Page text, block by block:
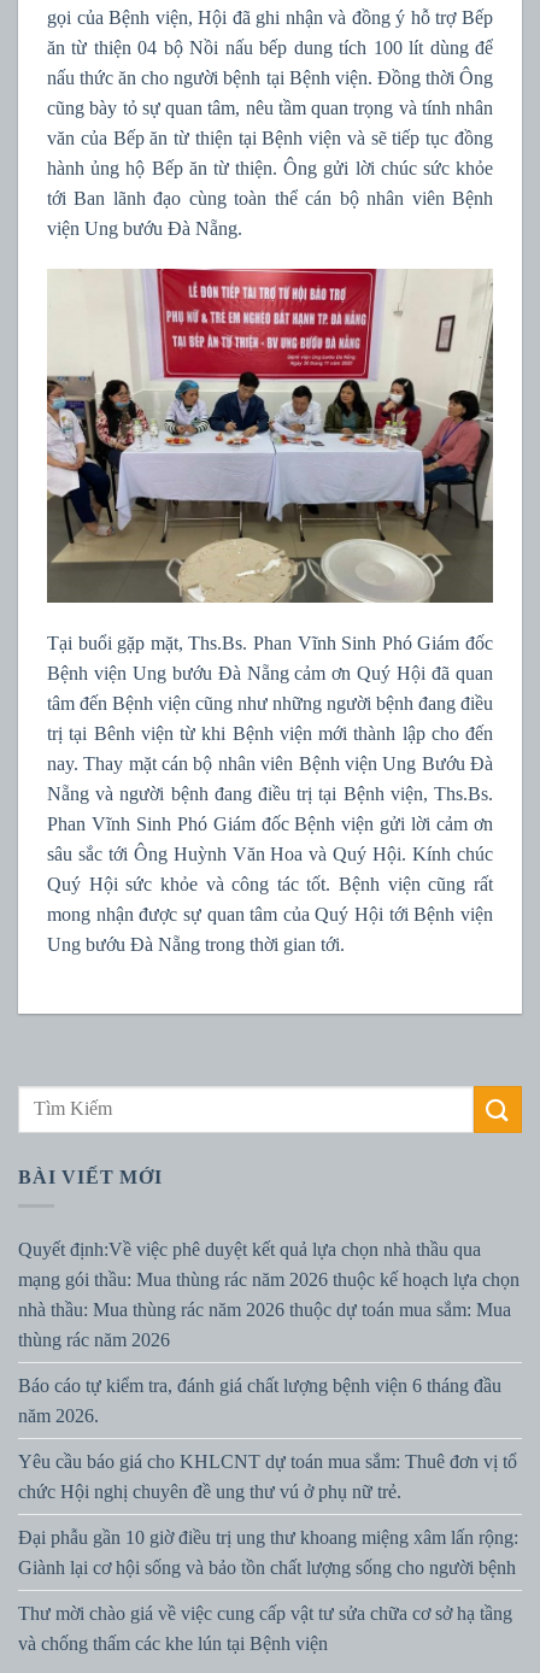
gọi của Bệnh viện, Hội đã ghi nhận và đồng ý hỗ trợ Bếp
ăn từ thiện 04 bộ Nồi nấu bếp dung tích 100 lít dùng để
nấu thức ăn cho người bệnh tại Bệnh viện. Đồng thời Ông
cũng bày tỏ sự quan tâm, nêu tầm quan trọng và tính nhân
văn của Bếp ăn từ thiện tại Bệnh viện và sẽ tiếp tục đồng
hành ủng hộ Bếp ăn từ thiện. Ông gửi lời chúc sức khỏe
tới Ban lãnh đạo cùng toàn thể cán bộ nhân viên Bệnh
viện Ung bướu Đà Nẵng.
Tại buổi gặp mặt, Ths.Bs. Phan Vĩnh Sinh Phó Giám đốc
Bệnh viện Ung bướu Đà Nẵng cảm ơn Quý Hội đã quan
tâm đến Bệnh viện cũng như những người bệnh đang điều
trị tại Bênh viện từ khi Bệnh viện mới thành lập cho đến
nay. Thay mặt cán bộ nhân viên Bệnh viện Ung Bướu Đà
Nẵng và người bệnh đang điều trị tại Bệnh viện, Ths.Bs.
Phan Vĩnh Sinh Phó Giám đốc Bệnh viện gửi lời cảm ơn
sâu sắc tới Ông Huỳnh Văn Hoa và Quý Hội. Kính chúc
Quý Hội sức khỏe và công tác tốt. Bệnh viện cũng rất
mong nhận được sự quan tâm của Quý Hội tới Bệnh viện
Ung bướu Đà Nẵng trong thời gian tới.
BÀI VIẾT MỚI
Quyết định:Về việc phê duyệt kết quả lựa chọn nhà thầu qua
mạng gói thầu: Mua thùng rác năm 2026 thuộc kế hoạch lựa chọn
nhà thầu: Mua thùng rác năm 2026 thuộc dự toán mua sắm: Mua
thùng rác năm 2026
Báo cáo tự kiểm tra, đánh giá chất lượng bệnh viện 6 tháng đầu
năm 2026.
Yêu cầu báo giá cho KHLCNT dự toán mua sắm: Thuê đơn vị tổ
chức Hội nghị chuyên đề ung thư vú ở phụ nữ trẻ.
Đại phẫu gần 10 giờ điều trị ung thư khoang miệng xâm lấn rộng:
Giành lại cơ hội sống và bảo tồn chất lượng sống cho người bệnh
Thư mời chào giá về việc cung cấp vật tư sửa chữa cơ sở hạ tầng
và chống thấm các khe lún tại Bệnh viện